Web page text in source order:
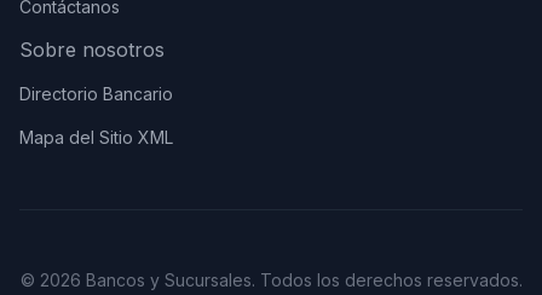
Contáctanos
Sobre nosotros
Directorio Bancario
Mapa del Sitio XML
© 2026 Bancos y Sucursales. Todos los derechos reservados.